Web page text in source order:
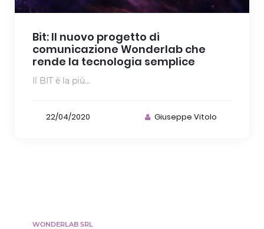
Bit: Il nuovo progetto di
comunicazione Wonderlab che
rende la tecnologia semplice
Il BIT è la più...
22/04/2020 Giuseppe Vitolo
WONDERLAB SRL